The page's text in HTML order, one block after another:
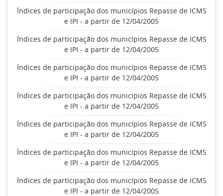
Índices de participação dos municípios Repasse de ICMS
e IPI - a partir de 12/04/2005
Índices de participação dos municípios Repasse de ICMS
e IPI - a partir de 12/04/2005
Índices de participação dos municípios Repasse de ICMS
e IPI - a partir de 12/04/2005
Índices de participação dos municípios Repasse de ICMS
e IPI - a partir de 12/04/2005
Índices de participação dos municípios Repasse de ICMS
e IPI - a partir de 12/04/2005
Índices de participação dos municípios Repasse de ICMS
e IPI - a partir de 12/04/2005
Índices de participação dos municípios Repasse de ICMS
e IPI - a partir de 12/04/2005